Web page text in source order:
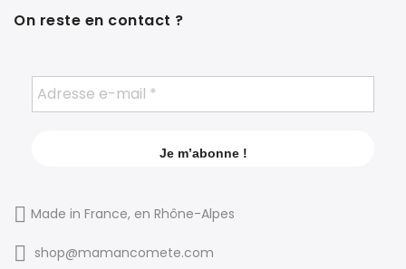
On reste en contact ?
Made in France, en Rhône-Alpes
shop@mamancomete.com